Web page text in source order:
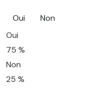
Oui
Non
Oui
75 %
Non
25 %